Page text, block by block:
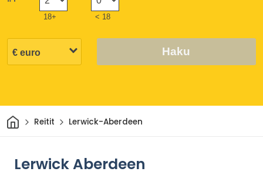
18+ < 18
Haku
KotiinReitit Lerwick-Aberdeen
Lerwick Aberdeen